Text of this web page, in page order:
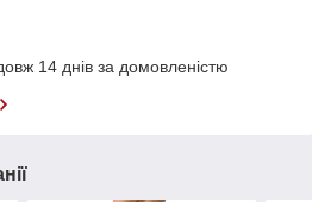
14 днів за домовленістю